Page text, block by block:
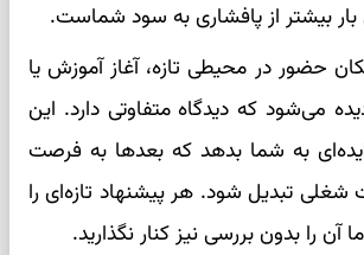
بار بیشتر از پافشاری به سود شماست.
حضور در محیطی تازه، آغاز آموزش یا
می‌شود که دیدگاه متفاوتی دارد. این
به شما بدهد که بعدها به فرصت
شغلی تبدیل شود. هر پیشنهاد تازه‌ای را
آن را بدون بررسی نیز کنار نگذارید.